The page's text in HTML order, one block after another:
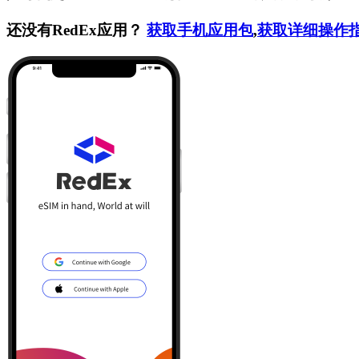
还没有RedEx应用？ 获取手机应用包,获取详细操作